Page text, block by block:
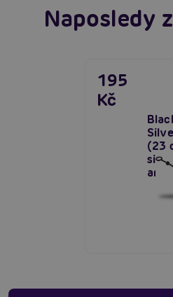
Naposledy
(23
195
Kč